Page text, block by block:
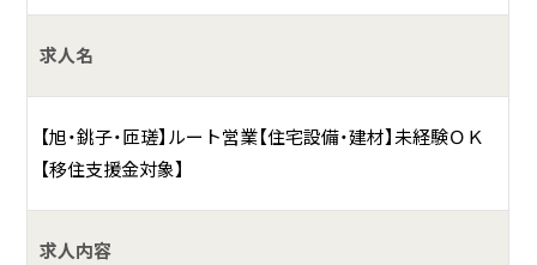
して追求し、社員皆で成長を目指しています。住生活産業で、
地域のお客様に必要とされる企業となるべく、日々成長発展
を目指します。
具体的には？
■地域と家族の幸せを見つめる、住まいの専門家
求人名
【旭・銚子・匝瑳】ルート営業【住宅設備・建材】未経験ＯＫ
【移住支援金対象】
求人内容